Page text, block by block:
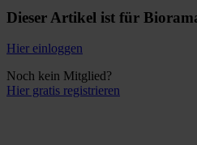
Dieser Artikel ist für
Hier einloggen
Noch kein Mitglied?
Hier gratis registrieren